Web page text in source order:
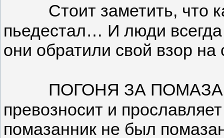
Стоит заметить, что
пьедестал… И люди
они обратили свой взор
ПОГОНЯ ЗА
превозносит и
помазанник не был